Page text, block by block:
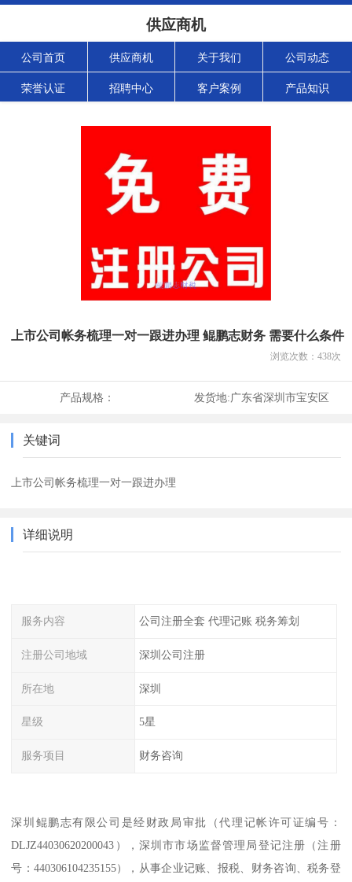
供应商机
公司首页 供应商机 关于我们 公司动态
荣誉认证 招聘中心 客户案例 产品知识
上市公司帐务梳理一对一跟进办理 鲲鹏志财务 需要什么条件
浏览次数： 438次
产品规格： 发货地:广东省深圳市宝安区
关键词
上市公司帐务梳理一对一跟进办理
详细说明
服务内容 公司注册全套 代理记账 税务筹划
注册公司地域 深圳公司注册
所在地 深圳
星级 5星
服务项目 财务咨询
深圳鲲鹏志有限公司是经财政局审批（代理记帐许可证编号：
DLJZ44030620200043），深圳市市场监督管理局登记注册（注册
号：440306104235155），从事企业记账、报税、财务咨询、税务登